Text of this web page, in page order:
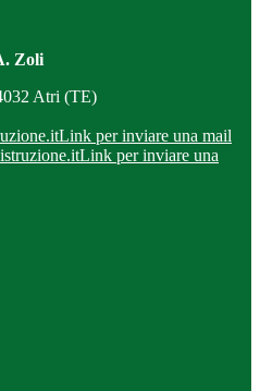
Zoli
Atri (TE)
Link per inviare una mail
Link per inviare una